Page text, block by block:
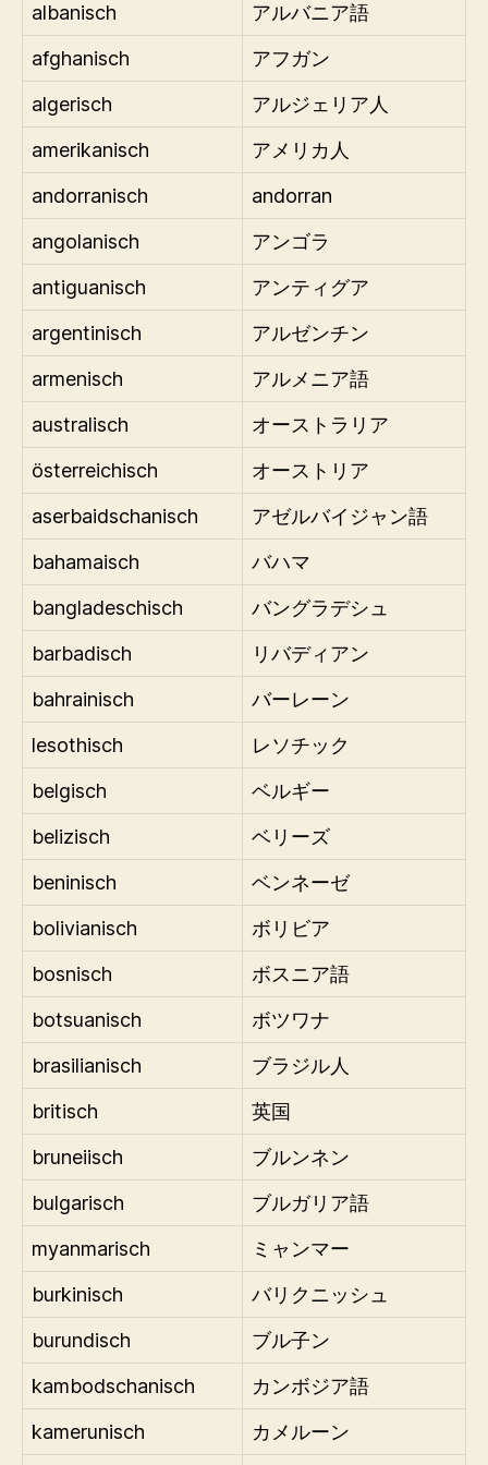
albanisch
アルバニア語
afghanisch
アフガン
algerisch
アルジェリア人
amerikanisch
アメリカ人
andorranisch
andorran
angolanisch
アンゴラ
antiguanisch
アンティグア
argentinisch
アルゼンチン
armenisch
アルメニア語
australisch
オーストラリア
österreichisch
オーストリア
aserbaidschanisch
アゼルバイジャン語
bahamaisch
バハマ
bangladeschisch
バングラデシュ
barbadisch
リバディアン
bahrainisch
バーレーン
lesothisch
レソチック
belgisch
ベルギー
belizisch
ベリーズ
beninisch
ベンネーゼ
bolivianisch
ボリビア
bosnisch
ボスニア語
botsuanisch
ボツワナ
brasilianisch
ブラジル人
britisch
英国
bruneiisch
ブルンネン
bulgarisch
ブルガリア語
myanmarisch
ミャンマー
burkinisch
バリクニッシュ
burundisch
ブル子ン
kambodschanisch
カンボジア語
kamerunisch
カメルーン